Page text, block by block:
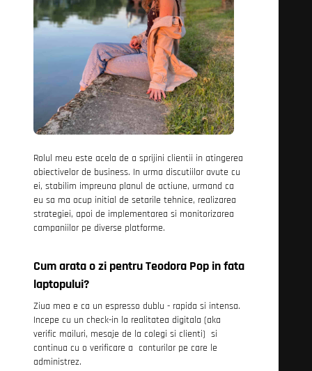
Rolul meu este acela de a sprijini clientii in atingerea
obiectivelor de business. In urma discutiilor avute cu
ei, stabilim impreuna planul de actiune, urmand ca
eu sa ma ocup initial de setarile tehnice, realizarea
strategiei, apoi de implementarea si monitorizarea
campaniilor pe diverse platforme.
Cum arata o zi pentru Teodora Pop in fata
laptopului?
Ziua mea e ca un espresso dublu - rapida si intensa.
Incepe cu un check-in la realitatea digitala (aka
verific mailuri, mesaje de la colegi si clienti) si
continua cu o verificare a conturilor pe care le
administrez.